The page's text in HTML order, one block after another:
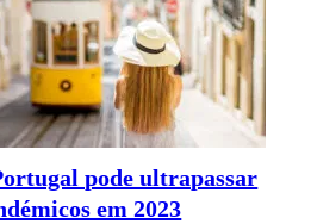
pode ultrapassar
em 2023